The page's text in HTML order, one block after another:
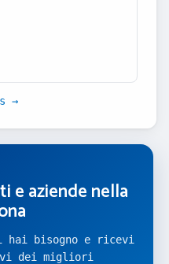
→
e aziende nella
bisogno e ricevi
dei migliori